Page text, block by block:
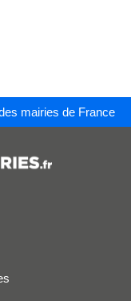
mairies de France